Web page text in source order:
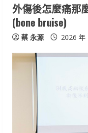
外傷後怎麼痛那
(bone bruise)
蔡 永源 2026 年